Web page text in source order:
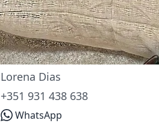
Lorena Dias
+351 931 438 638
WhatsApp